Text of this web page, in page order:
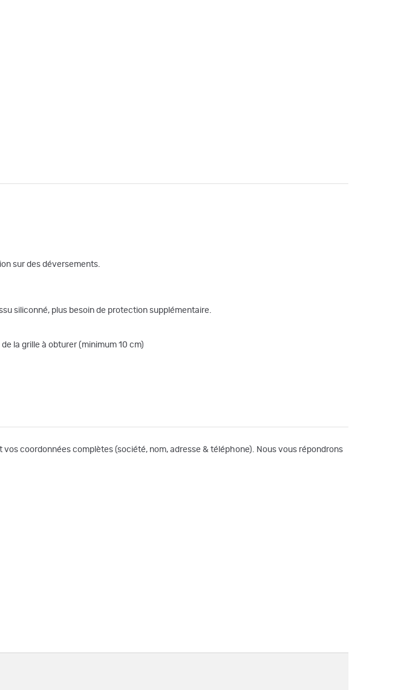
sur des déversements.
siliconné, plus besoin de protection supplémentaire.
la grille à obturer (minimum 10 cm)
coordonnées complètes (société, nom, adresse & téléphone). Nous vous répondrons